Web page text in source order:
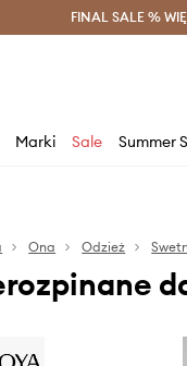
Oszczędzaj z Answear Club >
FINAL SALE %
Marki Sale Summer
Ona Odzież